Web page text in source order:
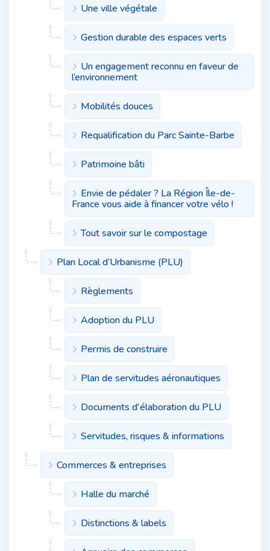
Une ville végétale
Gestion durable des espaces verts
Un engagement reconnu en faveur de
l’environnement
Mobilités douces
Requalification du Parc Sainte-Barbe
Patrimoine bâti
Envie de pédaler ? La Région Île-de-
France vous aide à financer votre vélo !
Tout savoir sur le compostage
Plan Local d’Urbanisme (PLU)
Règlements
Adoption du PLU
Permis de construire
Plan de servitudes aéronautiques
Documents d'élaboration du PLU
Servitudes, risques & informations
Commerces & entreprises
Halle du marché
Distinctions & labels